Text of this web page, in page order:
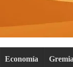
Economía